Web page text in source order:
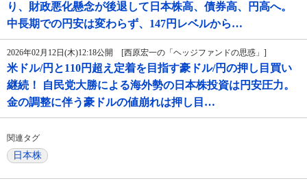
り、財政悪化懸念が後退して日本株高、債券高、円高へ。
中長期での円安は変わらず、147円レベルから…
2026年02月12日(木)12:18公開 [西原宏一の「ヘッジファンドの思惑」]
米ドル/円と110円超え定着を目指す豪ドル/円の押し目買い
継続！ 自民党大勝による海外勢の日本株投資は円安圧力。
金の調整に伴う豪ドルの値崩れは押し目…
関連タグ
日本株